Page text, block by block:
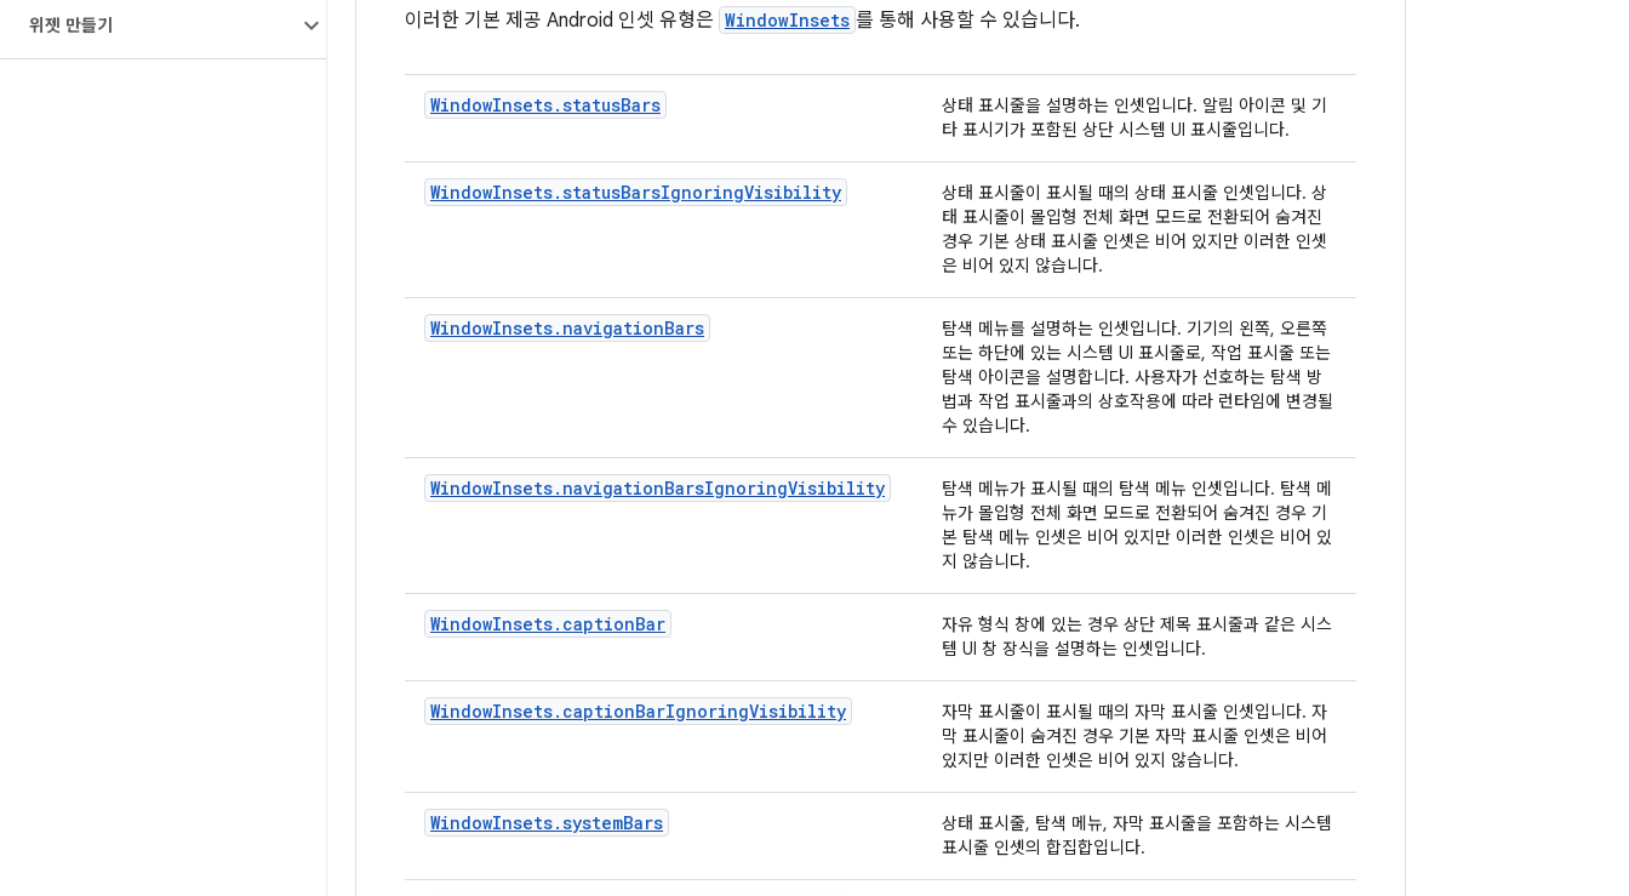
위젯 만들기
이러한 기본 제공 Android 인셋 유형은 WindowInsets 를 통해 사용할 수 있습니다.
WindowInsets.statusBars
상태 표시줄을 설명하는 인셋입니다. 알림 아이콘 및 기
타 표시기가 포함된 상단 시스템 UI 표시줄입니다.
WindowInsets.statusBarsIgnoringVisibility
상태 표시줄이 표시될 때의 상태 표시줄 인셋입니다. 상
태 표시줄이 몰입형 전체 화면 모드로 전환되어 숨겨진
경우 기본 상태 표시줄 인셋은 비어 있지만 이러한 인셋
은 비어 있지 않습니다.
WindowInsets.navigationBars
탐색 메뉴를 설명하는 인셋입니다. 기기의 왼쪽, 오른쪽
또는 하단에 있는 시스템 UI 표시줄로, 작업 표시줄 또는
탐색 아이콘을 설명합니다. 사용자가 선호하는 탐색 방
법과 작업 표시줄과의 상호작용에 따라 런타임에 변경될
수 있습니다.
WindowInsets.navigationBarsIgnoringVisibility
탐색 메뉴가 표시될 때의 탐색 메뉴 인셋입니다. 탐색 메
뉴가 몰입형 전체 화면 모드로 전환되어 숨겨진 경우 기
본 탐색 메뉴 인셋은 비어 있지만 이러한 인셋은 비어 있
지 않습니다.
WindowInsets.captionBar
자유 형식 창에 있는 경우 상단 제목 표시줄과 같은 시스
템 UI 창 장식을 설명하는 인셋입니다.
WindowInsets.captionBarIgnoringVisibility
자막 표시줄이 표시될 때의 자막 표시줄 인셋입니다. 자
막 표시줄이 숨겨진 경우 기본 자막 표시줄 인셋은 비어
있지만 이러한 인셋은 비어 있지 않습니다.
WindowInsets.systemBars
상태 표시줄, 탐색 메뉴, 자막 표시줄을 포함하는 시스템
표시줄 인셋의 합집합입니다.